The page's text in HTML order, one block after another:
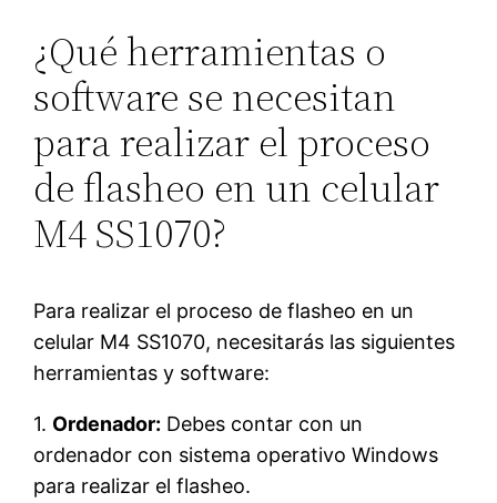
¿Qué herramientas o
software se necesitan
para realizar el proceso
de flasheo en un celular
M4 SS1070?
Para realizar el proceso de flasheo en un
celular M4 SS1070, necesitarás las siguientes
herramientas y software:
1. Ordenador: Debes contar con un
ordenador con sistema operativo Windows
para realizar el flasheo.